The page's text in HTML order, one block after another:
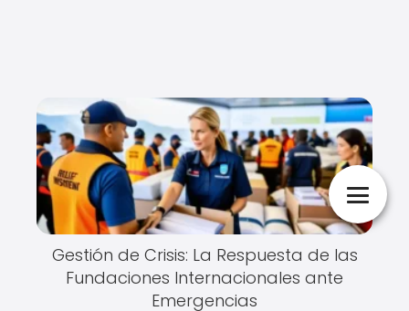
Gestión de Crisis: La Respuesta de las
Fundaciones Internacionales ante
Emergencias